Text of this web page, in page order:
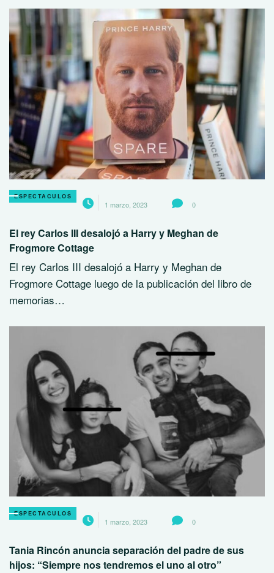
ESPECTACULOS
1 marzo, 2023 0
El rey Carlos III desalojó a Harry y Meghan de
Frogmore Cottage
El rey Carlos III desalojó a Harry y Meghan de
Frogmore Cottage luego de la publicación del libro de
memorias…
ESPECTACULOS
1 marzo, 2023 0
Tania Rincón anuncia separación del padre de sus
hijos: “Siempre nos tendremos el uno al otro”